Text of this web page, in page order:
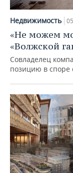
НЕФТЕХИМИЯ
НЕФТЬ
ОПК
ЭНЕРГЕТИКА
РОЗНИЧНАЯ
ТРАНСПОРТ
УСЛУГИ
НОВОСТИ
IT
МЕДИА
МЕРОПРИЯТИЯ
НОВОСТИ
ВЫЕЗДНАЯ
ONLINE-
ОТКРЫТАЯ
СПОРТ
НОВОСТИ
ХОККЕЙ
БАСКЕТБОЛ
ВОЛЕЙБОЛ
ОБЩЕСТВО
ВЛАСТЬ
ИСТОРИЯ
СЮЖЕТЫ
СПРАВОЧНИК
СПИСОК
ПОЛНАЯ
Недвижимость
«Не можем
«Волжской
Совладелец
позицию в споре